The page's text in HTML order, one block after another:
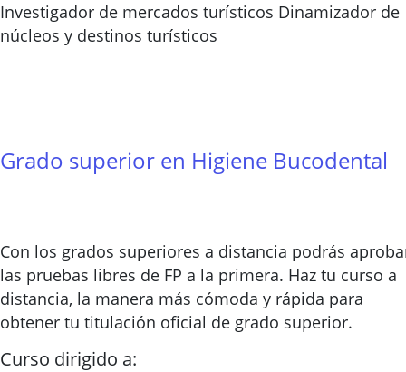
Investigador de mercados turísticos Dinamizador de
núcleos y destinos turísticos
Grado superior en Higiene Bucodental
Con los grados superiores a distancia podrás
las pruebas libres de FP a la primera. Haz tu curso a
distancia, la manera más cómoda y rápida para
obtener tu titulación oficial de grado superior.
Curso dirigido a: